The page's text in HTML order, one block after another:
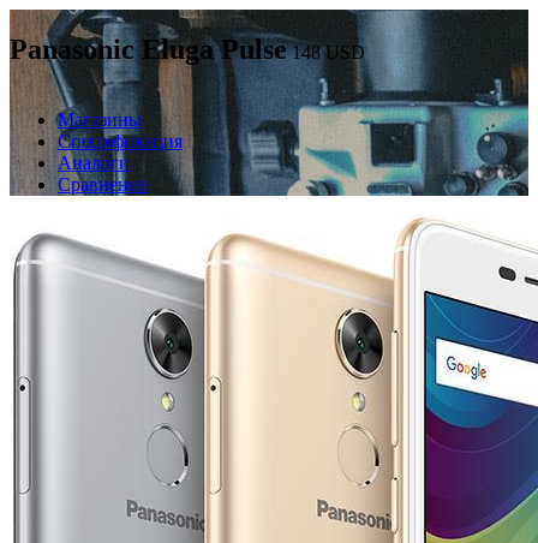
Panasonic Eluga Pulse 148USD
Магазины
Спецификация
Аналоги
Сравнение